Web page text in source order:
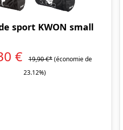
sport KWON small
€ 19,90 €*(économie de
23.12%)